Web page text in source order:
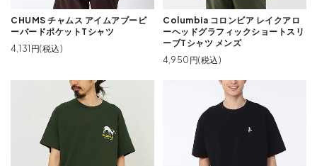
CHUMS チャムス アイムアブービ
ーバードポケットTシャツ
4,131円(税込)
Columbia コロンビア レイクアロ
ーヘッドグラフィックショートスリ
ーブTシャツ メンズ
4,950円(税込)